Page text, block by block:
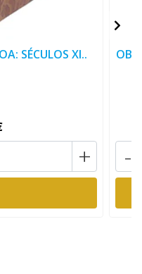
SÉCULOS XI..
+ -